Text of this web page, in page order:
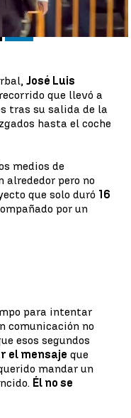
Linkedin
José Luis
que llevó a
tras su salida de la
hasta el coche
medios de
alrededor pero no
que solo duró 16
por un
para intentar
comunicación no
esos segundos
el mensaje que
mandar un
Él no se